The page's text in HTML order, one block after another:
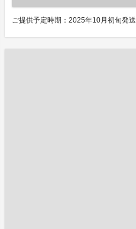
ご提供予定時期：2025年10月初旬発送